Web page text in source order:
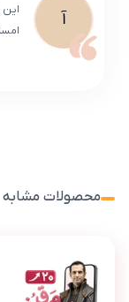
آ
محصولات مشابه